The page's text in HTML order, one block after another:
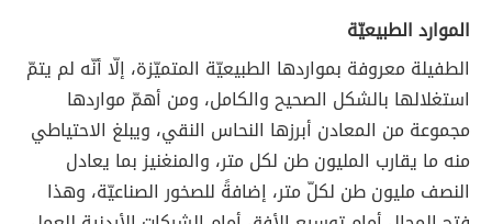
الموارد الطبيعيّة
الطفيلة معروفة بمواردها الطبيعيّة المتميّزة، إلّا أنّه لم يتمّ
استغلالها بالشكل الصحيح والكامل، ومن أهمّ مواردها
مجموعة من المعادن أبرزها النحاس النقي، ويبلغ الاحتياطي
منه ما يقارب المليون طن لكل متر، والمنغنيز بما يعادل
النصف مليون طن لكلّ متر، إضافةً للصخور الصناعيّة، وهذا